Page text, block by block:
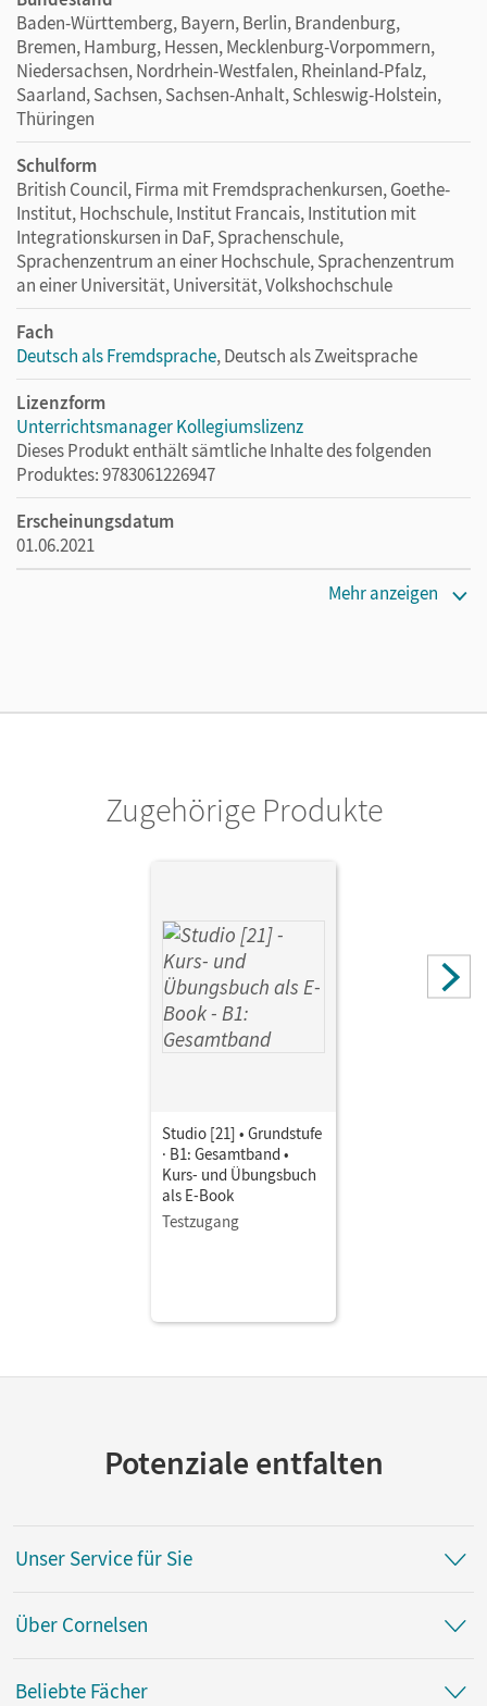
Baden-Württemberg, Bayern, Berlin, Brandenburg,
Bremen, Hamburg, Hessen, Mecklenburg-Vorpommern,
Niedersachsen, Nordrhein-Westfalen, Rheinland-Pfalz,
Saarland, Sachsen, Sachsen-Anhalt, Schleswig-Holstein,
Thüringen
Schulform
British Council, Firma mit Fremdsprachenkursen, Goethe-
Institut, Hochschule, Institut Francais, Institution mit
Integrationskursen in DaF, Sprachenschule,
Sprachenzentrum an einer Hochschule, Sprachenzentrum
an einer Universität, Universität, Volkshochschule
Fach
Deutsch als Fremdsprache, Deutsch als Zweitsprache
Lizenzform
Unterrichtsmanager Kollegiumslizenz
Dieses Produkt enthält sämtliche Inhalte des folgenden
Produktes: 9783061226947
Erscheinungsdatum
01.06.2021
Cornelsen Verlag
Mehr anzeigen
Zugehörige Produkte
Studio [21] • Grundstufe
· B1: Gesamtband •
Kurs- und Übungsbuch
als E-Book
Testzugang
Potenziale entfalten
Unser Service für Sie
Über Cornelsen
Beliebte Fächer